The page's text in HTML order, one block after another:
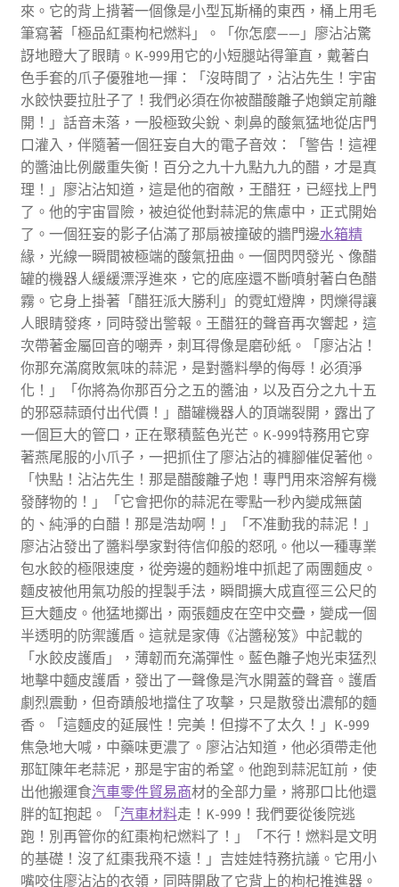
來。它的背上揹著一個像是小型瓦斯桶的東西，桶上用毛
筆寫著「極品紅棗枸杞燃料」。「你怎麼——」廖沾沾驚
訝地瞪大了眼睛。K-999用它的小短腿站得筆直，戴著白
色手套的爪子優雅地一揮：「沒時間了，沾沾先生！宇宙
水餃快要拉肚子了！我們必須在你被醋酸離子炮鎖定前離
開！」話音未落，一股極致尖銳、刺鼻的酸氣猛地從店門
口灌入，伴隨著一個狂妄自大的電子音效：「警告！這裡
的醬油比例嚴重失衡！百分之九十九點九九的醋，才是真
理！」廖沾沾知道，這是他的宿敵，王醋狂，已經找上門
了。他的宇宙冒險，被迫從他對蒜泥的焦慮中，正式開始
了。一個狂妄的影子佔滿了那扇被撞破的牆門邊水箱精
緣，光線一瞬間被極端的酸氣扭曲。一個閃閃發光、像醋
罐的機器人緩緩漂浮進來，它的底座還不斷噴射著白色醋
霧。它身上掛著「醋狂派大勝利」的霓虹燈牌，閃爍得讓
人眼睛發疼，同時發出警報。王醋狂的聲音再次響起，這
次帶著金屬回音的嘲弄，刺耳得像是磨砂紙。「廖沾沾！
你那充滿腐敗氣味的蒜泥，是對醬料學的侮辱！必須淨
化！」「你將為你那百分之五的醬油，以及百分之九十五
的邪惡蒜頭付出代價！」醋罐機器人的頂端裂開，露出了
一個巨大的管口，正在聚積藍色光芒。K-999特務用它穿
著燕尾服的小爪子，一把抓住了廖沾沾的褲腳催促著他。
「快點！沾沾先生！那是醋酸離子炮！專門用來溶解有機
發酵物的！」「它會把你的蒜泥在零點一秒內變成無菌
的、純淨的白醋！那是浩劫啊！」「不准動我的蒜泥！」
廖沾沾發出了醬料學家對待信仰般的怒吼。他以一種專業
包水餃的極限速度，從旁邊的麵粉堆中抓起了兩團麵皮。
麵皮被他用氣功般的捏製手法，瞬間擴大成直徑三公尺的
巨大麵皮。他猛地擲出，兩張麵皮在空中交疊，變成一個
半透明的防禦護盾。這就是家傳《沾醬秘笈》中記載的
「水餃皮護盾」，薄韌而充滿彈性。藍色離子炮光束猛烈
地擊中麵皮護盾，發出了一聲像是汽水開蓋的聲音。護盾
劇烈震動，但奇蹟般地擋住了攻擊，只是散發出濃郁的麵
香。「這麵皮的延展性！完美！但撐不了太久！」K-999
焦急地大喊，中藥味更濃了。廖沾沾知道，他必須帶走他
那缸陳年老蒜泥，那是宇宙的希望。他跑到蒜泥缸前，使
出他搬運食汽車零件貿易商材的全部力量，將那口比他還
胖的缸抱起。「 汽車材料走！K-999！我們要從後院逃
跑！別再管你的紅棗枸杞燃料了！」「不行！燃料是文明
的基礎！沒了紅棗我飛不遠！」吉娃娃特務抗議。它用小
嘴咬住廖沾沾的衣領，同時開啟了它背上的枸杞推進器。